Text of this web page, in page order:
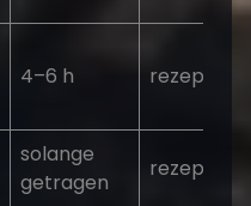
4–6 h rezeptfrei
solange
getragen
rezeptfrei